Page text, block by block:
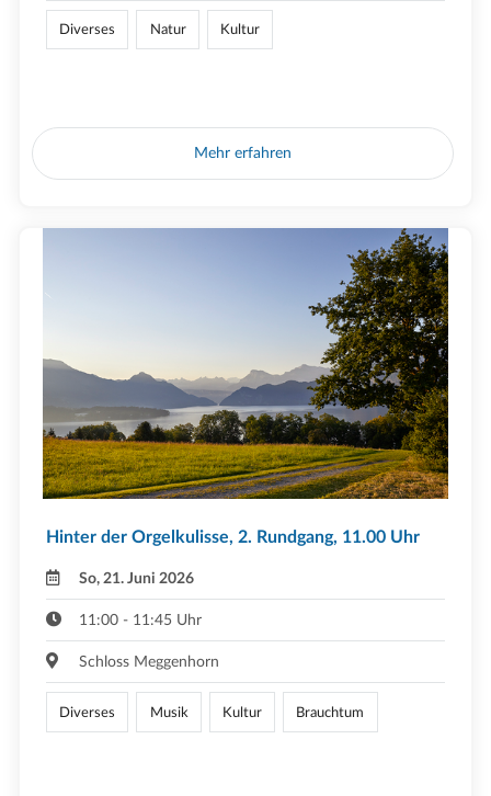
Diverses Natur Kultur
Mehr erfahren
Hinter der Orgelkulisse, 2. Rundgang, 11.00 Uhr
So, 21. Juni 2026
11:00 - 11:45 Uhr
Schloss Meggenhorn
Diverses Musik Kultur Brauchtum